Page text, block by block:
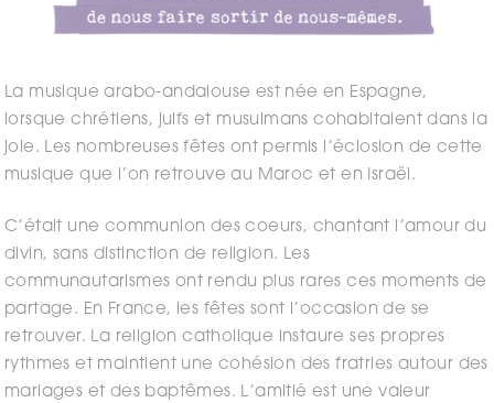
La musique arabo-andalouse est née en Espagne,
lorsque chrétiens, juifs et musulmans cohabitaient dans la
joie. Les nombreuses fêtes ont permis l’éclosion de cette
musique que l’on retrouve au Maroc et en Israël.
C’était une communion des coeurs, chantant l’amour du
divin, sans distinction de religion. Les
communautarismes ont rendu plus rares ces moments de
partage. En France, les fêtes sont l’occasion de se
retrouver. La religion catholique instaure ses propres
rythmes et maintient une cohésion des fratries autour des
mariages et des baptêmes. L’amitié est une valeur